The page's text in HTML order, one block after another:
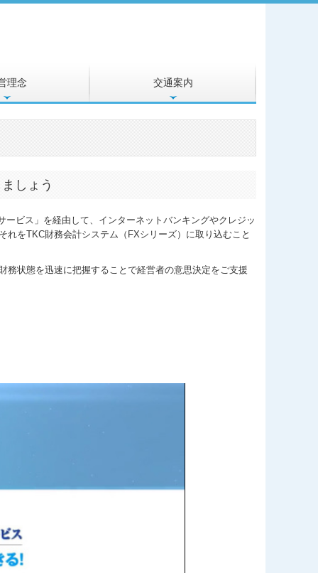
理念 交通案内
しょう
ビス」を経由して、インターネットバンキングやクレジッ
をTKC財務会計システム（FXシリーズ）に取り込むこと
務状態を迅速に把握することで経営者の意思決定をご支援